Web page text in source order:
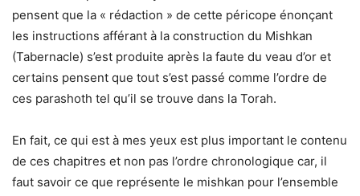
pensent que la « rédaction » de cette péricope énonçant
les instructions afférant à la construction du Mishkan
(Tabernacle) s’est produite après la faute du veau d’or et
certains pensent que tout s’est passé comme l’ordre de
ces parashoth tel qu’il se trouve dans la Torah.
En fait, ce qui est à mes yeux est plus important le contenu
de ces chapitres et non pas l’ordre chronologique car, il
faut savoir ce que représente le mishkan pour l’ensemble